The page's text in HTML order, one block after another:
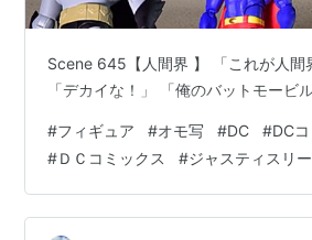
Scene 645【人間界 】 「これが人間
「デカイな！」 「俺のバットモービ
#フィギュア #オモ写 #DC #DC
#ＤＣコミックス #ジャスティスリ